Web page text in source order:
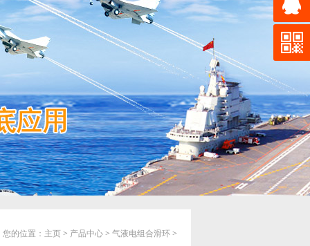
您的位置： 主页 > 产品中心 > 气液电组合滑环 >